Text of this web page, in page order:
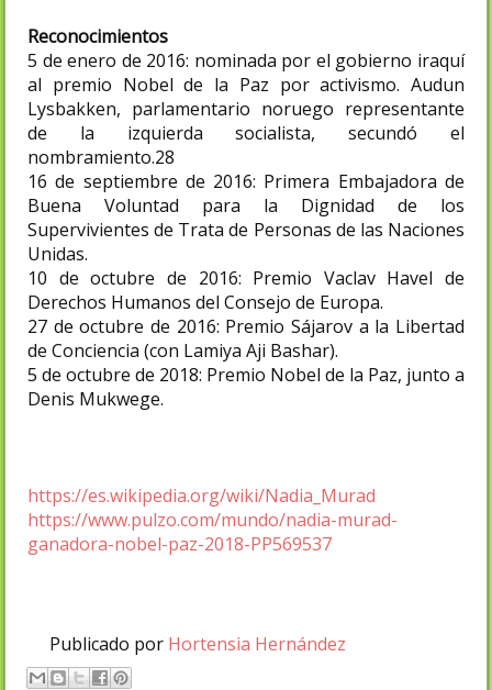
Reconocimientos
5 de enero de 2016: nominada por el gobierno iraquí
al premio Nobel de la Paz por activismo. Audun
Lysbakken, parlamentario noruego representante
de la izquierda socialista, secundó el
nombramiento.28​
16 de septiembre de 2016: Primera Embajadora de
Buena Voluntad para la Dignidad de los
Supervivientes de Trata de Personas de las Naciones
Unidas.​
10 de octubre de 2016: Premio Vaclav Havel de
Derechos Humanos del Consejo de Europa.
27 de octubre de 2016: Premio Sájarov a la Libertad
de Conciencia (con Lamiya Aji Bashar).
5 de octubre de 2018: Premio Nobel de la Paz, junto a
Denis Mukwege.
https://es.wikipedia.org/wiki/Nadia_Murad
https://www.pulzo.com/mundo/nadia-murad-
ganadora-nobel-paz-2018-PP569537
Publicado por Hortensia Hernández